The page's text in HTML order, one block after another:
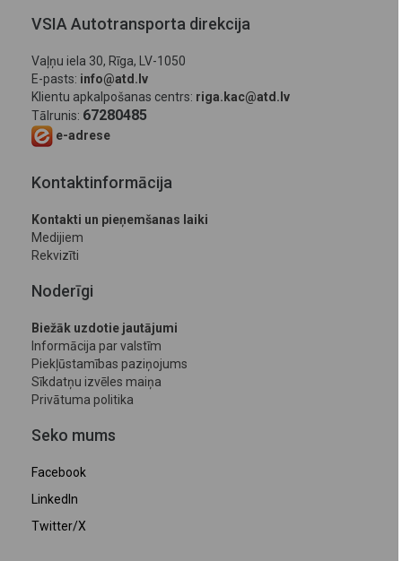
VSIA Autotransporta direkcija
Vaļņu iela 30, Rīga, LV-1050
E-pasts: info@atd.lv
Klientu apkalpošanas centrs: riga.kac@atd.lv
Tālrunis: 67280485
e-adrese
Kontaktinformācija
Kontakti un pieņemšanas laiki
Medijiem
Rekvizīti
Noderīgi
Biežāk uzdotie jautājumi
Informācija par valstīm
Piekļūstamības paziņojums
Sīkdatņu izvēles maiņa
Privātuma politika
Seko mums
Facebook
LinkedIn
Twitter/X